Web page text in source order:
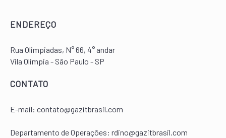
ENDEREÇO
Rua Olimpiadas, N° 66, 4° andar
Vila Olimpia - São Paulo - SP
CONTATO
E-mail: contato@gazitbrasil.com
Departamento de Operações: rdino@gazitbrasil.com